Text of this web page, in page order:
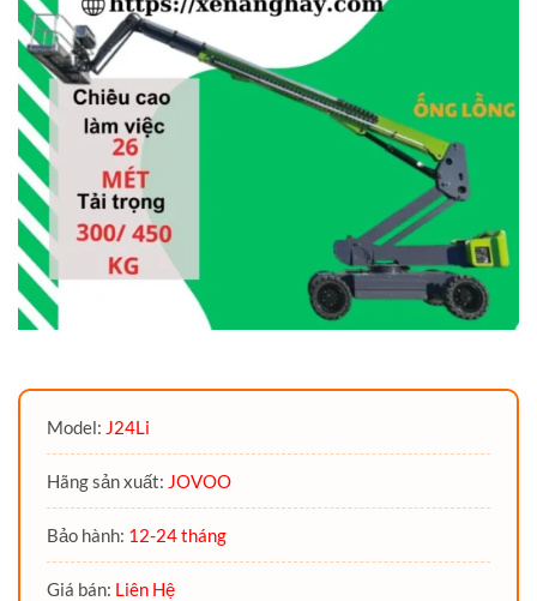
Model: J24Li
Hãng sản xuất: JOVOO
Bảo hành: 12-24 tháng
Giá bán: Liên Hệ